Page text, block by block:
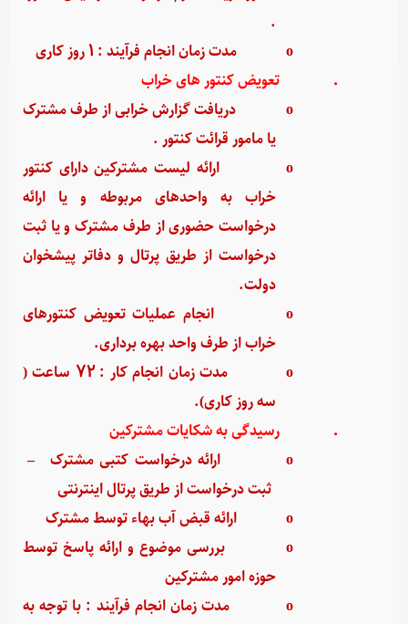
.
o
مدت زمان انجام فرآیند : 1 روز کاری
·
تعویض کنتور های خراب
o
دریافت گزارش خرابی از طرف مشترک
یا مامور قرائت کنتور .
o
ارائه لیست مشترکین دارای کنتور
خراب به واحدهای مربوطه و یا ارائه
درخواست حضوری از طرف مشترک و یا ثبت
درخواست از طریق پرتال و دفاتر پیشخوان
دولت.
o
انجام عملیات تعویض کنتورهای
خراب از طرف واحد بهره برداری.
o
مدت زمان انجام کار : 72 ساعت (
سه روز کاری).
·
رسیدگی به شکایات مشترکین
o
ارائه درخواست کتبی مشترک
–
ثبت درخواست از طریق پرتال اینترنتی
o
ارائه قبض آب بهاء توسط مشترک
o
بررسی موضوع و ارائه پاسخ توسط
حوزه امور مشترکین
o
مدت زمان انجام فرآیند : با توجه به